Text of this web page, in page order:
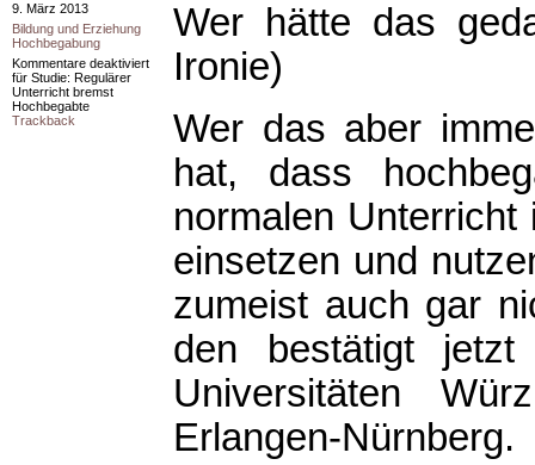
9. März 2013
Bildung und Erziehung
Hochbegabung
Kommentare deaktiviert
für Studie: Regulärer
Unterricht bremst
Hochbegabte
Trackback
Wer hätte das
Ironie)
Wer das aber
hat, dass
normalen
einsetzen und
zumeist auch gar
den bestätigt
Universitäten
Erlangen-Nürnberg.